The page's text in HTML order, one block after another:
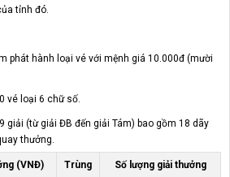
tỉnh đó.
phát hành loại vé với mệnh giá 10.000đ (mười
vé loại 6 chữ số.
giải (từ giải ĐB đến giải Tám) bao gồm 18 dãy
thưởng.
(VNĐ) Trùng Số lượng giải thưởng